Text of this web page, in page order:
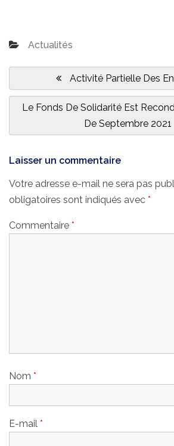
Actualités
l’article
Previous
Post:
Activité Partielle Des
Next
Le Fonds De Solidarité Est
De Septembre 2021
Laisser un commentaire
Votre adresse e-mail ne sera pas
obligatoires sont indiqués avec *
Commentaire *
Nom *
E-mail *